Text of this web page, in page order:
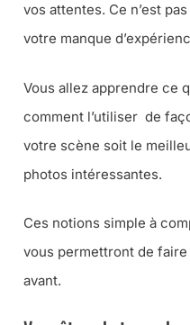
vos attentes. Ce n’est
votre manque
Vous allez apprendre ce
comment l’utiliser de
votre scène soit le
photos intéressantes.
Ces notions simple à
vous permettront de
avant.